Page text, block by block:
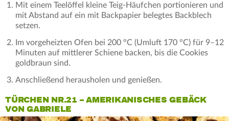
Mit einem Teelöffel kleine Teig-Häufchen portionieren und
mit Abstand auf ein mit Backpapier belegtes Backblech
setzen.
Im vorgeheizten Ofen bei 200 °C (Umluft 170 °C) für 9–12
Minuten auf mittlerer Schiene backen, bis die Cookies
goldbraun sind.
Anschließend herausholen und genießen.
TÜRCHEN NR.21 – AMERIKANISCHES GEBÄCK
VON GABRIELE